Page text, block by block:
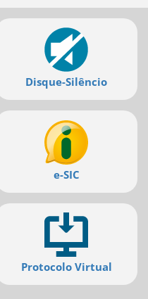
Disque-Silêncio
e-SIC
Protocolo Virtual